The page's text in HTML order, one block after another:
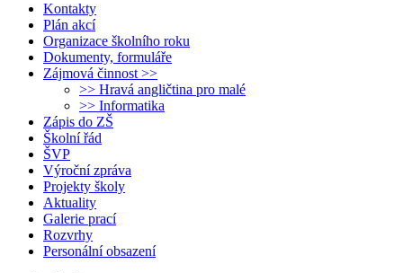
Kontakty
Plán akcí
Organizace školního roku
Dokumenty, formuláře
Zájmová činnost >>
>> Hravá angličtina pro malé
>> Informatika
Zápis do ZŠ
Školní řád
ŠVP
Výroční zpráva
Projekty školy
Aktuality
Galerie prací
Rozvrhy
Personální obsazení